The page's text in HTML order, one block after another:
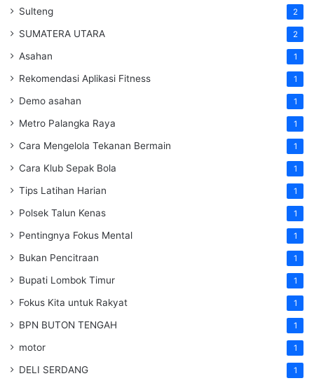
Sulteng 2
SUMATERA UTARA 2
Asahan 1
Rekomendasi Aplikasi Fitness 1
Demo asahan 1
Metro Palangka Raya 1
Cara Mengelola Tekanan Bermain 1
Cara Klub Sepak Bola 1
Tips Latihan Harian 1
Polsek Talun Kenas 1
Pentingnya Fokus Mental 1
Bukan Pencitraan 1
Bupati Lombok Timur 1
Fokus Kita untuk Rakyat 1
BPN BUTON TENGAH 1
motor 1
DELI SERDANG 1